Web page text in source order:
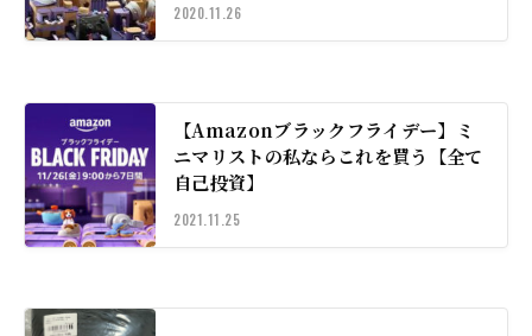
2020.11.26
【Amazonブラックフライデー】ミ
ニマリストの私ならこれを買う【全て
自己投資】
2021.11.25